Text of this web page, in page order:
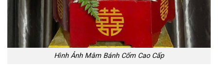
Hình Ảnh Mâm Bánh Cốm Cao Cấp